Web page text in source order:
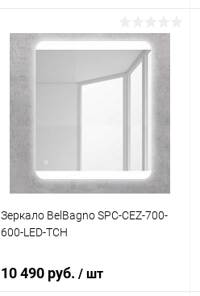
Зеркало BelBagno SPC-CEZ-700-
600-LED-TCH
10 490 руб. / шт